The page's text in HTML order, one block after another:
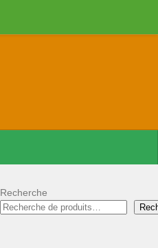
Recherche